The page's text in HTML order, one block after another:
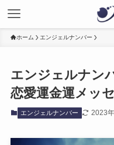
ホーム エンジェルナンバー
エンジェルナン
恋愛運金運メッ
エンジェルナンバー 2023